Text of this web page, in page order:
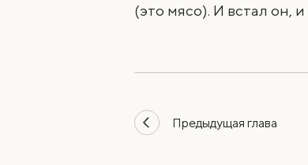
(это мясо). И встал он,
Предыдущая глава